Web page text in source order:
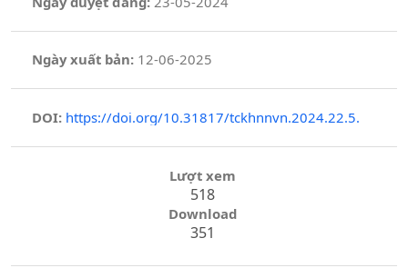
Ngày xuất bản: 12-06-2025
DOI: https://doi.org/10.31817/tckhnnvn.2024.22.5.
Lượt xem
518
Download
351